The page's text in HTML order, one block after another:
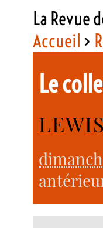
La Revue
Accueil >
Le